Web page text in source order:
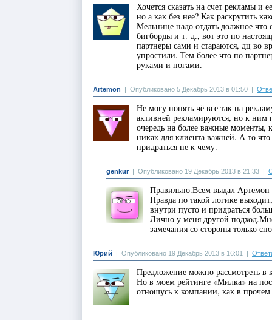
Хочется сказать на счет рекламы и
но а как без нее? Как раскрутить
Мельнице надо отдать должное
бигборды и т. д., вот это по
партнеры сами и стараются, дц во
упростили. Тем более что по
руками и ногами.
Artemon Опубликовано 5 Декабрь 2013 в 01:50
Не могу понять чё все так на
активней рекламируются, но к ним
очередь на более важные моменты,
никак для клиента важней. А то
придраться не к чему.
genkur| Опубликовано 19 Декабрь 2013 в 21:33
Правильно.Всем выдал
Правда по такой логике
внутри пусто и придраться
Лично у меня другой
замечания со стороны только
Юрий Опубликовано 19 Декабрь 2013 в 16:01
Предложение можно рассмотреть в
Но в моем рейтинге «Милка» на
отношусь к компании, как в